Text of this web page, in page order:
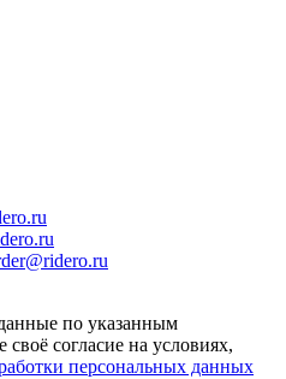
по указанным
согласие на условиях,
персональных данных